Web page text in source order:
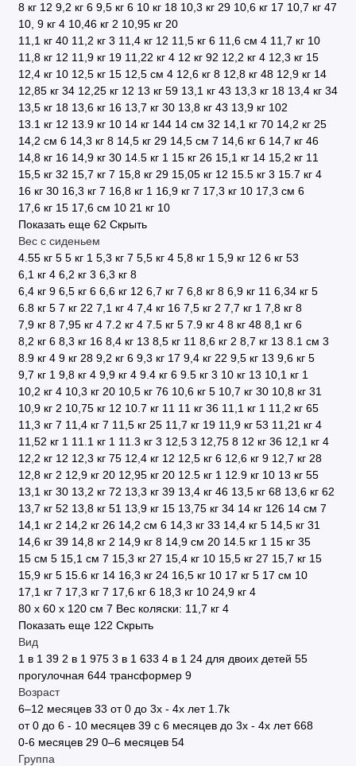
8 кг 12 9,2 кг 6 9,5 кг 6 10 кг 18 10,3 кг 29 10,6 кг 17 10,7 кг 47
10, 9 кг 4 10,46 кг 2 10,95 кг 20
11,1 кг 40 11,2 кг 3 11,4 кг 12 11,5 кг 6 11,6 см 4 11,7 кг 10
11,8 кг 12 11,9 кг 19 11,22 кг 4 12 кг 92 12,2 кг 4 12,3 кг 15
12,4 кг 10 12,5 кг 15 12,5 см 4 12,6 кг 8 12,8 кг 48 12,9 кг 14
12,85 кг 34 12,25 кг 12 13 кг 59 13,1 кг 43 13,3 кг 18 13,4 кг 34
13,5 кг 18 13,6 кг 16 13,7 кг 30 13,8 кг 43 13,9 кг 102
13.1 кг 12 13.9 кг 10 14 кг 144 14 см 32 14,1 кг 70 14,2 кг 25
14,2 см 6 14,3 кг 8 14,5 кг 29 14,5 см 7 14,6 кг 6 14,7 кг 46
14,8 кг 16 14,9 кг 30 14.5 кг 1 15 кг 26 15,1 кг 14 15,2 кг 11
15,5 кг 32 15,7 кг 7 15,8 кг 29 15,05 кг 12 15.5 кг 3 15.7 кг 4
16 кг 30 16,3 кг 7 16,8 кг 1 16,9 кг 7 17,3 кг 10 17,3 см 6
17,6 кг 15 17,6 см 10 21 кг 10
Показать еще 62 Скрыть
Вес с сиденьем
4.55 кг 5 5 кг 1 5,3 кг 7 5,5 кг 4 5,8 кг 1 5,9 кг 12 6 кг 53
6,1 кг 4 6,2 кг 3 6,3 кг 8
6,4 кг 9 6,5 кг 6 6,6 кг 12 6,7 кг 7 6,8 кг 8 6,9 кг 11 6,34 кг 5
6.8 кг 5 7 кг 22 7,1 кг 4 7,4 кг 16 7,5 кг 2 7,7 кг 1 7,8 кг 8
7,9 кг 8 7,95 кг 4 7.2 кг 4 7.5 кг 5 7.9 кг 4 8 кг 48 8,1 кг 6
8,2 кг 6 8,3 кг 16 8,4 кг 13 8,5 кг 11 8,6 кг 2 8,7 кг 13 8.1 см 3
8.9 кг 4 9 кг 28 9,2 кг 6 9,3 кг 17 9,4 кг 22 9,5 кг 13 9,6 кг 5
9,7 кг 1 9,8 кг 4 9,9 кг 4 9.4 кг 6 9.5 кг 3 10 кг 13 10,1 кг 1
10,2 кг 4 10,3 кг 20 10,5 кг 76 10,6 кг 5 10,7 кг 30 10,8 кг 31
10,9 кг 2 10,75 кг 12 10.7 кг 11 11 кг 36 11,1 кг 1 11,2 кг 65
11,3 кг 7 11,4 кг 7 11,5 кг 25 11,7 кг 19 11,9 кг 53 11,21 кг 4
11,52 кг 1 11.1 кг 1 11.3 кг 3 12,5 3 12,75 8 12 кг 36 12,1 кг 4
12,2 кг 12 12,3 кг 75 12,4 кг 12 12,5 кг 6 12,6 кг 9 12,7 кг 28
12,8 кг 2 12,9 кг 20 12,95 кг 20 12.5 кг 1 12.9 кг 10 13 кг 55
13,1 кг 30 13,2 кг 72 13,3 кг 39 13,4 кг 46 13,5 кг 68 13,6 кг 62
13,7 кг 52 13,8 кг 51 13,9 кг 15 13,75 кг 34 14 кг 126 14 см 7
14,1 кг 2 14,2 кг 26 14,2 см 6 14,3 кг 33 14,4 кг 5 14,5 кг 31
14,6 кг 39 14,8 кг 2 14,9 кг 8 14,9 см 20 14.5 кг 1 15 кг 35
15 см 5 15,1 см 7 15,3 кг 27 15,4 кг 10 15,5 кг 27 15,7 кг 15
15,9 кг 5 15.6 кг 14 16,3 кг 24 16,5 кг 10 17 кг 5 17 см 10
17,1 кг 7 17,3 кг 7 17,6 кг 6 18,3 кг 10 24,9 кг 4
80 х 60 х 120 см 7 Вес коляски: 11,7 кг 4
Показать еще 122 Скрыть
Вид
1 в 1 39 2 в 1 975 3 в 1 633 4 в 1 24 для двоих детей 55
прогулочная 644 трансформер 9
Возраст
6–12 месяцев 33 от 0 до 3х - 4х лет 1.7k
от 0 до 6 - 10 месяцев 39 с 6 месяцев до 3х - 4х лет 668
0-6 месяцев 29 0–6 месяцев 54
Группа